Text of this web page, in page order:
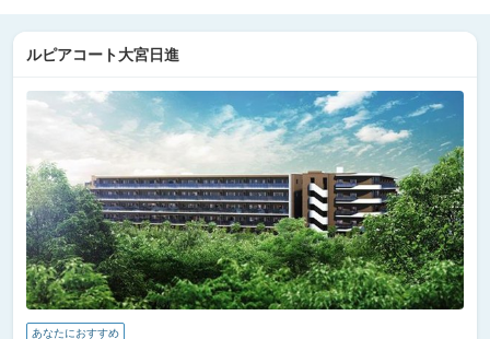
ルピアコート大宮日進
あなたにおすすめ